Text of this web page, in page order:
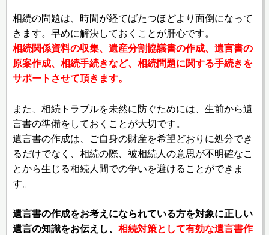
相続の問題は、時間が経てばたつほどより面倒になって
きます。早めに解決しておくことが肝心です。
相続関係資料の収集、遺産分割協議書の作成、遺言書の
原案作成、相続手続きなど、相続問題に関する手続きを
サポートさせて頂きます。
また、相続トラブルを未然に防ぐためには、生前から遺
言書の準備をしておくことが大切です。
遺言書の作成は、ご自身の財産を希望どおりに処分でき
るだけでなく、相続の際、被相続人の意思が不明確なこ
とから生じる相続人間での争いを避けることができま
す。
遺言書の作成をお考えになられている方を対象に正しい
遺言の知識をお伝えし、 相続対策として有効な遺言書作